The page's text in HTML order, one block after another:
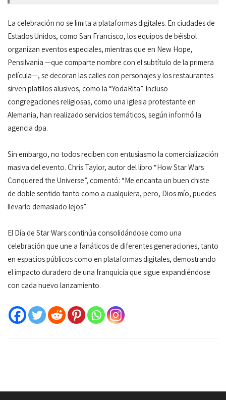
La celebración no se limita a plataformas digitales. En ciudades de
Estados Unidos, como San Francisco, los equipos de béisbol
organizan eventos especiales, mientras que en New Hope,
Pensilvania —que comparte nombre con el subtítulo de la primera
película—, se decoran las calles con personajes y los restaurantes
sirven platillos alusivos, como la “YodaRita”. Incluso
congregaciones religiosas, como una iglesia protestante en
Alemania, han realizado servicios temáticos, según informó la
agencia dpa.
Sin embargo, no todos reciben con entusiasmo la comercialización
masiva del evento. Chris Taylor, autor del libro “How Star Wars
Conquered the Universe”, comentó: “Me encanta un buen chiste
de doble sentido tanto como a cualquiera, pero, Dios mío, puedes
llevarlo demasiado lejos”.
El Día de Star Wars continúa consolidándose como una
celebración que une a fanáticos de diferentes generaciones, tanto
en espacios públicos como en plataformas digitales, demostrando
el impacto duradero de una franquicia que sigue expandiéndose
con cada nuevo lanzamiento.